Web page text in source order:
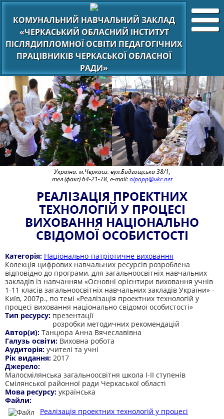
КОМУНАЛЬНИЙ НАВЧАЛЬНИЙ ЗАКЛАД
«ЧЕРКАСЬКИЙ ОБЛАСНИЙ ІНСТИТУТ
ПІСЛЯДИПЛОМНОЇ ОСВІТИ ПЕДАГОГІЧНИХ
ПРАЦІВНИКІВ ЧЕРКАСЬКОЇ ОБЛАСНОЇ
РАДИ»
Україна. м.Черкаси. вул.Бидгощська 38/1,
тел (факс) 64-21-78, e-mail:oipopp@ukr.net
РЕАЛІЗАЦІЯ ПРОЕКТНИХ
ТЕХНОЛОГІЙ У ПРОЦЕСІ
ВИХОВАННЯ НАЦІОНАЛЬНО
СВІДОМОЇ ОСОБИСТОСТІ
Категорія: Національно-патріотичне виховання
Колекція цифрових навчальних ресурсів розроблена
відповідно до програми, для загальноосвітніх навчальних
закладів із навчанням «Основні орієнтири виховання учнів
1-11 класів загальноосвітніх навчальних закладів України» -
Київ, 2007р., по темі «Реалізація проектних технологій у
процесі виховання національно свідомої особистості»
Тип ресурсу: презентації
розробки методичних рекомендацій
Автор(и): Танцюра Анна Вячеславівна
Галузь освіти: Виховна робота
Аудиторія: учителі та учні
Рік видання: 2017
Джерело:
Малосмілянська загальноосвітня школа І-ІІ ступенів
Смілянської районної ради Черкаської області
Мова ресурсу: українська
Файли:
Реалізація проектних технологій у процесі